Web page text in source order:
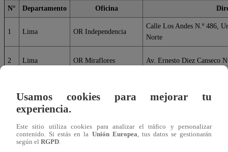
N° Departamento Oficina
1 Lima OR Independencia
Calle Los Andes N.º 486,
Norte
2 Lima OR Miraflores Av. Ernesto Diez Canseco
Lima
Usamos cookies para mejorar tu
experiencia.
Este sitio utiliza cookies para analizar el tráfico y personalizar
contenido. Si estás en la Unión Europea , tus datos se gestionarán
según el RGPD